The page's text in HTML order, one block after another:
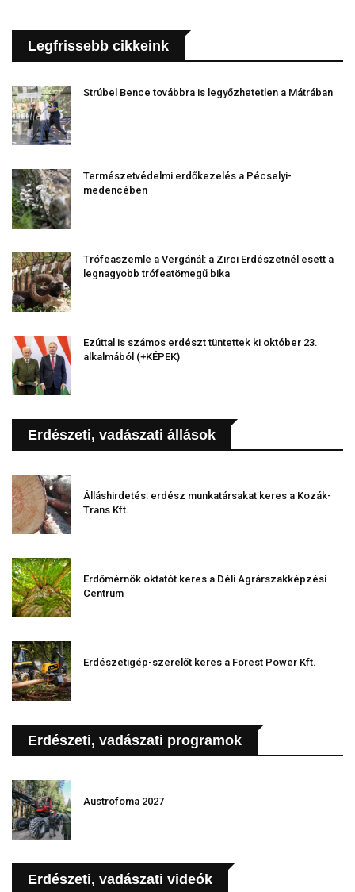
Legfrissebb cikkeink
Strúbel Bence továbbra is legyőzhetetlen a Mátrában
Természetvédelmi erdőkezelés a Pécselyi-
medencében
Trófeaszemle a Vergánál: a Zirci Erdészetnél esett a
legnagyobb trófeatömegű bika
Ezúttal is számos erdészt tüntettek ki október 23.
alkalmából (+KÉPEK)
Erdészeti, vadászati állások
Álláshirdetés: erdész munkatársakat keres a Kozák-
Trans Kft.
Erdőmérnök oktatót keres a Déli Agrárszakképzési
Centrum
Erdészetigép-szerelőt keres a Forest Power Kft.
Erdészeti, vadászati programok
Austrofoma 2027
Erdészeti, vadászati videók